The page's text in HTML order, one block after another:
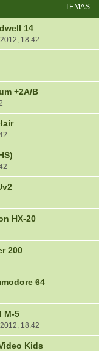
TEMAS
14
18:42
+2A/B
HX-20
200
64
M-5
18:42
Kids